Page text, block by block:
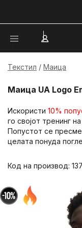
Текстил Маица
Маица UA Logo
Искористи 10%
го својот тренинг
Попустот се
целата понуда
Код на производ: